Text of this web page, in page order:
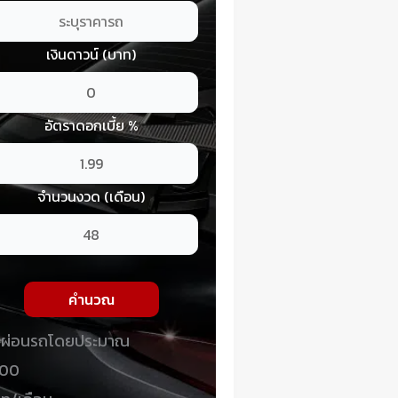
เงินดาวน์ (บาท)
อัตราดอกเบี้ย %
จำนวนงวด (เดือน)
คำนวณ
อนรถโดยประมาณ